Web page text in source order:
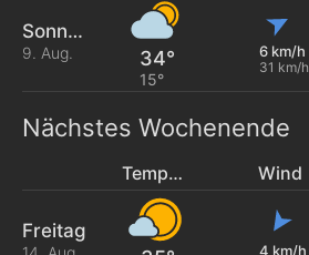
Sonntag
9. Aug. 34°
15°
6 km/h
31 km/h
Nächstes Wochenende
Temperatur Wind
Freitag
4 km/h